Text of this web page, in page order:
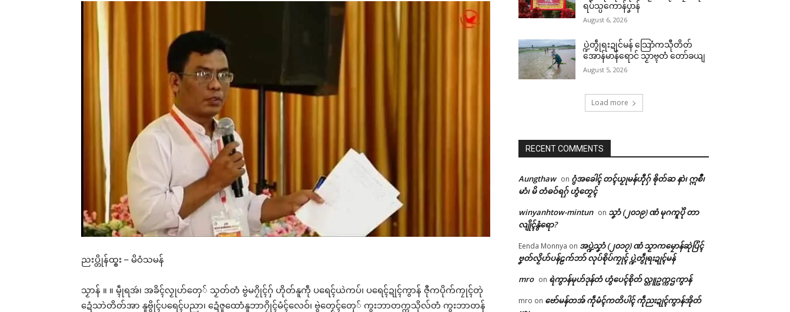
ညးပ္တိုန်ထ္ၜး – မိဝံသမန်
သၟာန် ။ ။ မ္ၚဵုရအဴ၊ အခိၚ်လၟုဟ်တှေ် သၟတ်တံ ဗွဲမဂၠိုၚ်ဂှ် ဟိုတ်နူကဵု ပရေၚ်ယဲကပ်၊ ပရေၚ်ဍုၚ်ကွာန် ဇီုကပိုက်ကၠုၚ်တုဲ
ဍေံသာဲတိတ်အာ နူဗွိုၚ်ပရေၚ်ပညာ၊ ဍေံဇူထောံနူဘာဂၠိုၚ်မံၚ်လေဝ်၊ ဗွဲတၟေၚ်တှေ် ကွးဘာတက္ကသိုလ်တံ ကွးဘာတန်
ရပ်သ္ပကောန်ပၞာန်
August 6, 2026
ပ္ဍဲတွဵုရးဍုင်မန် သြောံကသီုတိတ်
အောန်မာန်ရောင် သၟာဗ္ၚတံ တော်ခယျ
August 5, 2026
Load more
RECENT COMMENTS
Aungthaw on ဂွံအခေါၚ် တၚ်ယၟုမန်ဟီုဂှ် ၜိုတ်ဆ နာဲ၊ ဣစဳ၊
မာံ၊ မိ တံဓဝ်ရဂှ် ဟွံတၟေၚ်
winyanhtow-mintun on သၞာံ (၂၀၁၉) ဏံ မုဂကူပိုဲ တာ
လျိုၚ်နွံရော?
Eenda Monnya on အပ္ဍဲသၞာံ (၂၀၁၇) ဏံ သၟာကမၠောန်ဆုဲပြံၚ်
ဗၞတ်လၟိဟ်ပန်ဠက်ဘာ် လုပ်စိုပ်ကၠုၚ် ပ္ဍဲတွဵုရးဍုၚ်မန်
mro on ရဲကွာန်မုဟ်ဒုန်တံ ဟွံပေၚ်စိုတ် လ္တူဥက္ကဌကွာန်
mro on ဗော်မန်တအ် ကဵုမံၚ်ကတိပါၚ် ကဵုညးဍုၚ်ကွာန်အိုတ်